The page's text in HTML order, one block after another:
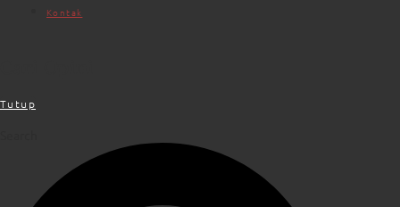
Kontak
Tutup